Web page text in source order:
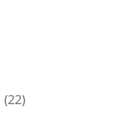
(22)